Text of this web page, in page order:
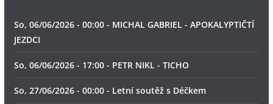
So, 06/06/2026 - 00:00 - MICHAL GABRIEL - APOKALYPTIČTÍ
JEZDCI
So, 06/06/2026 - 17:00 - PETR NIKL - TICHO
So, 27/06/2026 - 00:00 - Letní soutěž s Déčkem